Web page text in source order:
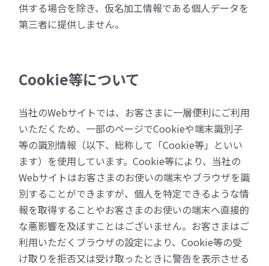
供する場合を除き、仮名加工情報である個人データを
第三者に提供しません。
Cookie等について
当社のWebサイトでは、お客さまに一層便利にご利用
いただくため、一部のページでCookieや端末識別子
等の識別情報（以下、総称して「Cookie等」といい
ます）を使用しています。Cookie等により、当社の
Webサイトはお客さまのお使いの端末やブラウザを識
別することができますが、個人を特定できるような情
報を取得することやお客さまのお使いの端末へ直接的
な悪影響を及ぼすことはございません。お客さまはご
利用いただくブラウザの設定により、Cookie等の受
け取りを拒否又は受け取ったときに警告を表示させる